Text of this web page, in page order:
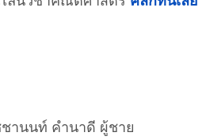
านนท์ คำนาดี ผู้ชาย